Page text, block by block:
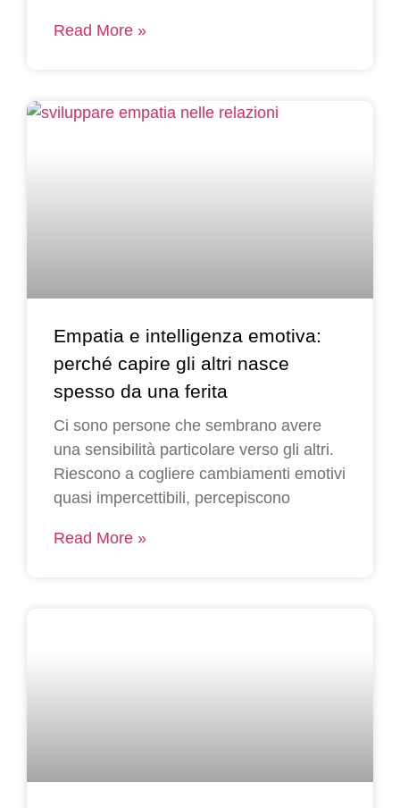
Read More »
Empatia e intelligenza emotiva:
perché capire gli altri nasce
spesso da una ferita
Ci sono persone che sembrano avere
una sensibilità particolare verso gli altri.
Riescono a cogliere cambiamenti emotivi
quasi impercettibili, percepiscono
Read More »